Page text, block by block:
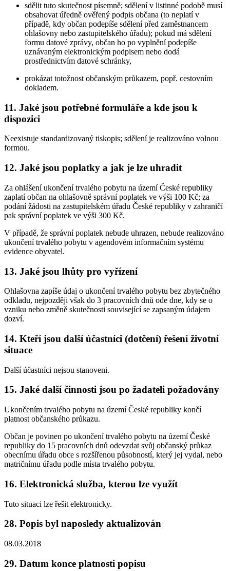
sdělit tuto skutečnost písemně; sdělení v listinné podobě musí
obsahovat úředně ověřený podpis občana (to neplatí v
případě, kdy občan podepíše sdělení před zaměstnancem
ohlašovny nebo zastupitelského úřadu); pokud má sdělení
formu datové zprávy, občan ho po vyplnění podepíše
uznávaným elektronickým podpisem nebo dodá
prostřednictvím datové schránky,
prokázat totožnost občanským průkazem, popř. cestovním
dokladem.
11. Jaké jsou potřebné formuláře a kde jsou k
dispozici
Neexistuje standardizovaný tiskopis; sdělení je realizováno volnou
formou.
12. Jaké jsou poplatky a jak je lze uhradit
Za ohlášení ukončení trvalého pobytu na území České republiky
zaplatí občan na ohlašovně správní poplatek ve výši 100 Kč; za
podání žádosti na zastupitelském úřadu České republiky v zahraničí
pak správní poplatek ve výši 300 Kč.
V případě, že správní poplatek nebude uhrazen, nebude realizováno
ukončení trvalého pobytu v agendovém informačním systému
evidence obyvatel.
13. Jaké jsou lhůty pro vyřízení
Ohlašovna zapíše údaj o ukončení trvalého pobytu bez zbytečného
odkladu, nejpozději však do 3 pracovních dnů ode dne, kdy se o
vzniku nebo změně skutečnosti související se zapsaným údajem
dozví.
14. Kteří jsou další účastníci (dotčení) řešení životní
situace
Další účastníci nejsou stanoveni.
15. Jaké další činnosti jsou po žadateli požadovány
Ukončením trvalého pobytu na území České republiky končí
platnost občanského průkazu.
Občan je povinen po ukončení trvalého pobytu na území České
republiky do 15 pracovních dnů odevzdat svůj občanský průkaz
obecnímu úřadu obce s rozšířenou působností, který jej vydal, nebo
matričnímu úřadu podle místa trvalého pobytu.
16. Elektronická služba, kterou lze využít
Tuto situaci lze řešit elektronicky.
28. Popis byl naposledy aktualizován
08.03.2018
29. Datum konce platnosti popisu